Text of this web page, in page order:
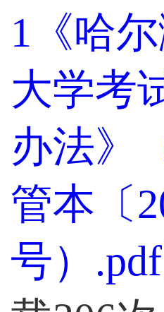
1《哈
大学考
办法》
管本〔
号）.pdf